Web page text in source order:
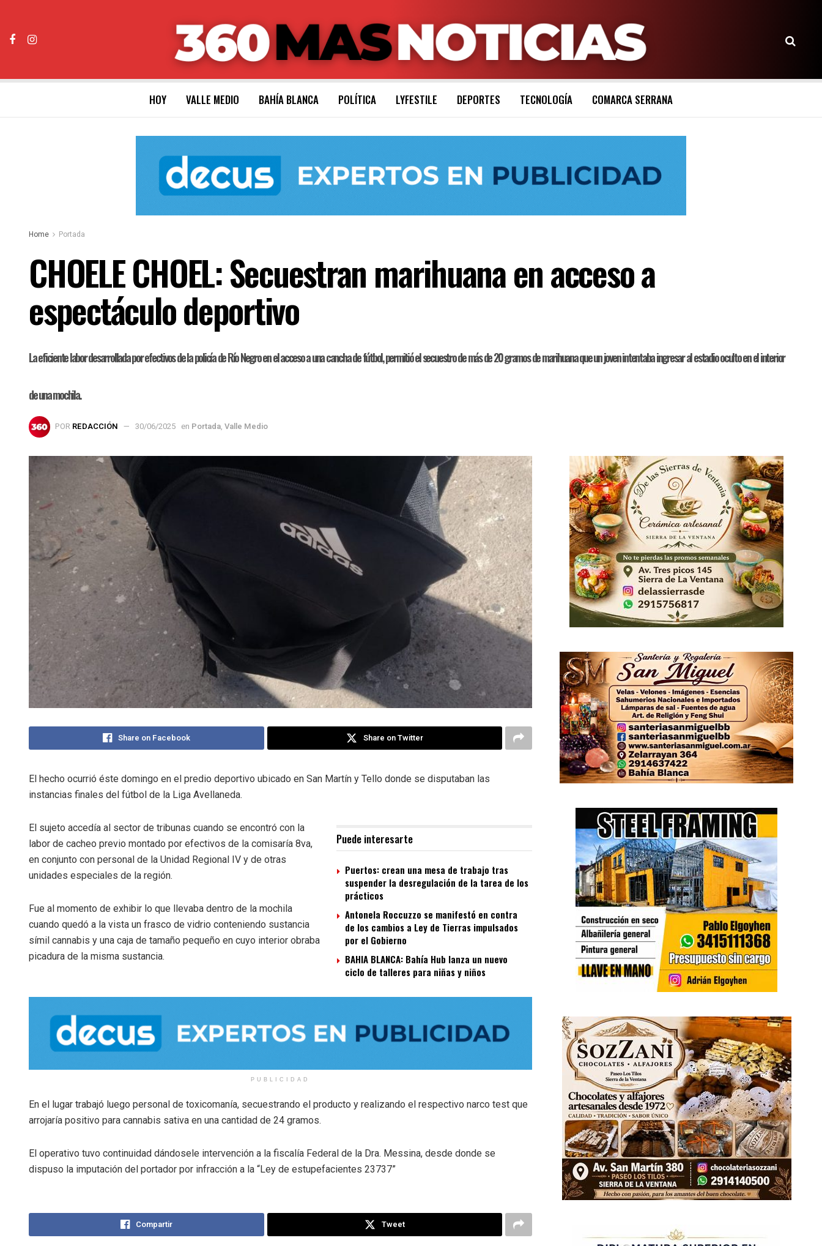
HOY VALLE MEDIO BAHÍA BLANCA POLÍTICA LYFESTILE DEPORTES TECNOLOGÍA COMARCA SERRANA
Home Portada
CHOELE CHOEL: Secuestran marihuana en acceso a
espectáculo deportivo
La eficiente labor desarrollada por efectivos de la policía de Río Negro en el acceso a una cancha de fútbol, permitió el secuestro de más de 20 gramos de marihuana que un joven intentaba ingresar al estadio oculto en el interior
de una mochila.
POR REDACCIÓN 30/06/2025 en Portada, Valle Medio
Share on Facebook Share on Twitter
El hecho ocurrió éste domingo en el predio deportivo ubicado en San Martín y Tello donde se disputaban las
instancias finales del fútbol de la Liga Avellaneda.
Puede interesarte
Puertos: crean una mesa de trabajo tras
suspender la desregulación de la tarea de los
prácticos
Antonela Roccuzzo se manifestó en contra
de los cambios a Ley de Tierras impulsados
por el Gobierno
BAHIA BLANCA: Bahía Hub lanza un nuevo
ciclo de talleres para niñas y niños
El sujeto accedía al sector de tribunas cuando se encontró con la
labor de cacheo previo montado por efectivos de la comisaría 8va,
en conjunto con personal de la Unidad Regional IV y de otras
unidades especiales de la región.
Fue al momento de exhibir lo que llevaba dentro de la mochila
cuando quedó a la vista un frasco de vidrio conteniendo sustancia
símil cannabis y una caja de tamaño pequeño en cuyo interior obraba
picadura de la misma sustancia.
PUBLICIDAD
En el lugar trabajó luego personal de toxicomanía, secuestrando el producto y realizando el respectivo narco test que
arrojaría positivo para cannabis sativa en una cantidad de 24 gramos.
El operativo tuvo continuidad dándosele intervención a la fiscalía Federal de la Dra. Messina, desde donde se
dispuso la imputación del portador por infracción a la “Ley de estupefacientes 23737”
Compartir Tweet